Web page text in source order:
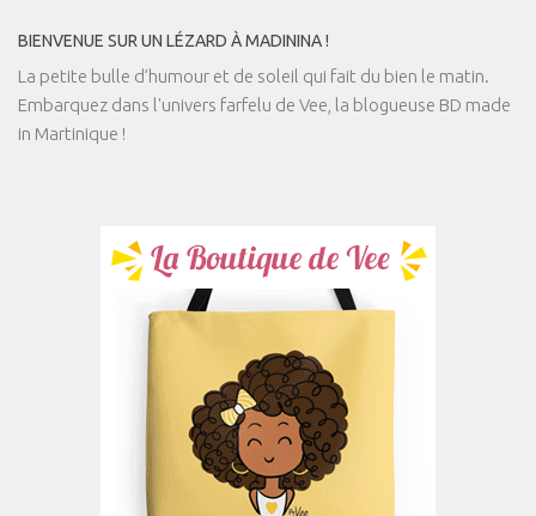
BIENVENUE SUR UN LÉZARD À MADININA !
La petite bulle d’humour et de soleil qui fait du bien le matin.
Embarquez dans l'univers farfelu de Vee, la blogueuse BD made
in Martinique !